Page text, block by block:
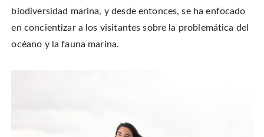
biodiversidad marina, y desde entonces, se ha enfocado
en concientizar a los visitantes sobre la problemática del
océano y la fauna marina.